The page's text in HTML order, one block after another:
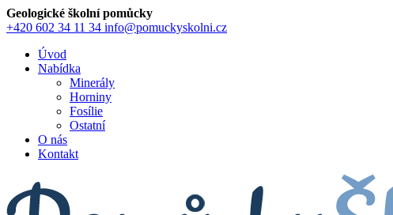
Geologické školní pomůcky
+420 602 34 11 34 info@pomuckyskolni.cz
Úvod
Nabídka
Minerály
Horniny
Fosílie
Ostatní
O nás
Kontakt